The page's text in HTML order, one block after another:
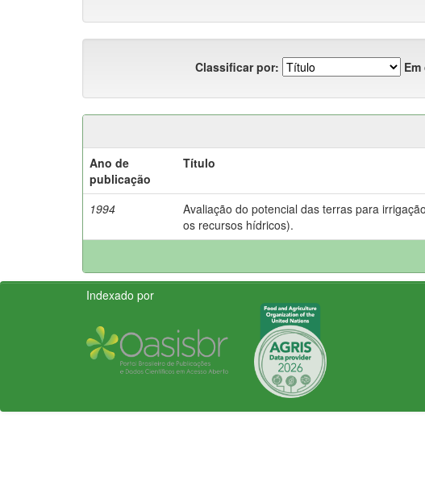
Classificar por:
Ano de
publicação
Título
1994
Avaliação do potencial das terras para
os recursos hídricos).
Indexado por